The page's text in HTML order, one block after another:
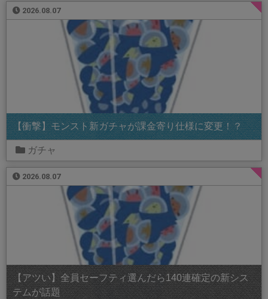
2026.08.07
【衝撃】モンスト新ガチャが課金寄り仕様に変更！？
ガチャ
2026.08.07
【アツい】全員セーフティ選んだら140連確定の新シス
テムが話題